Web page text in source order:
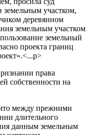
земельным участком,
деревянном
земельным участком
земельный
проекта границ
права
собственности на
между прежними
длительного
данным земельным